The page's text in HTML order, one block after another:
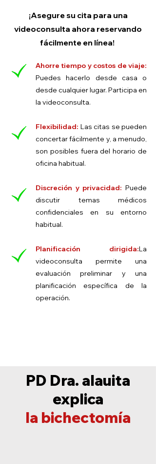
¡Asegure su cita para una
videoconsulta ahora reservando
fácilmente en línea!
Ahorre tiempo y costos de viaje:
Puedes hacerlo desde casa o
desde cualquier lugar. Participa en
la videoconsulta.
Flexibilidad: Las citas se pueden
concertar fácilmente y, a menudo,
son posibles fuera del horario de
oficina habitual.
Discreción y privacidad: Puede
discutir temas médicos
confidenciales en su entorno
habitual.
Planificación dirigida:La
videoconsulta permite una
evaluación preliminar y una
planificación específica de la
operación.
PD Dra. alauita
explica
la bichectomía